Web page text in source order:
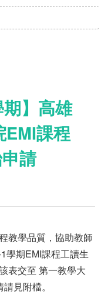
期】高雄
EMI課程
請
教學品質，協助教師
學期EMI課程工讀生
表交至 第一教學大
見附檔。